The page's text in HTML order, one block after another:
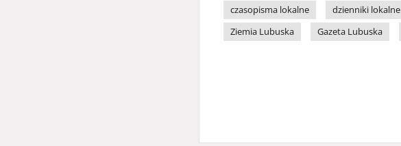
czasopisma lokalne
dzienniki lokalne
Ziemia Lubuska
Gazeta Lubuska